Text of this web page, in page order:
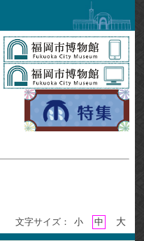
文字サイズ： 小 中 大